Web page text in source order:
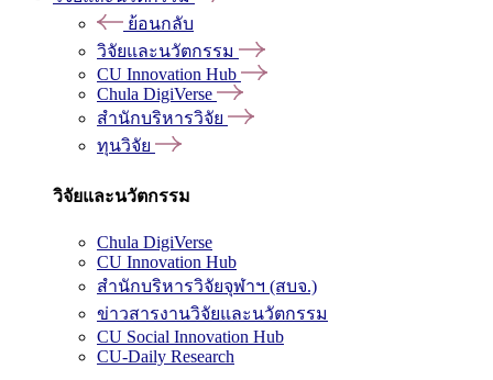
ย้อนกลับ
วิจัยและนวัตกรรม
CU Innovation Hub
Chula DigiVerse
สำนักบริหารวิจัย
ทุนวิจัย
วิจัยและนวัตกรรม
Chula DigiVerse
CU Innovation Hub
สำนักบริหารวิจัยจุฬาฯ (สบจ.)
ข่าวสารงานวิจัยและนวัตกรรม
CU Social Innovation Hub
CU-Daily Research